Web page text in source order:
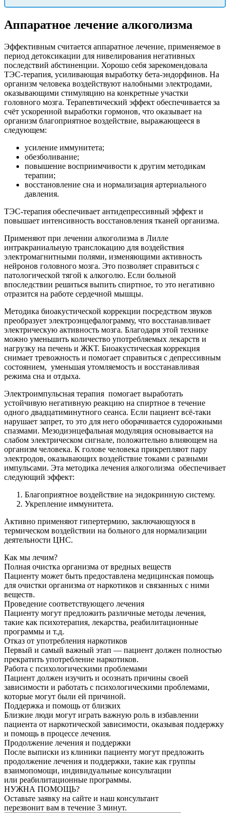
Аппаратное лечение алкоголизма
Эффективным считается аппаратное лечение, применяемое в
период детоксикации для нивелирования негативных
последствий абстиненции. Хорошо себя зарекомендовала
ТЭС-терапия, усиливающая выработку бета-эндорфинов. На
организм человека воздействуют налобными электродами,
оказывающими стимуляцию на конкретные участки
головного мозга. Терапевтический эффект обеспечивается за
счёт ускоренной выработки гормонов, что оказывает на
организм благоприятное воздействие, выражающееся в
следующем:
усиление иммунитета;
обезболивание;
повышение восприимчивости к другим методикам
терапии;
восстановление сна и нормализация артериального
давления.
ТЭС-терапия обеспечивает антидепрессивный эффект и
повышает интенсивность восстановления тканей организма.
Применяют при лечении алкоголизма в Лилле
интракраниальную транслокацию для воздействия
электромагнитными полями, изменяющими активность
нейронов головного мозга. Это позволяет справиться с
патологической тягой к алкоголю. Если больной
впоследствии решиться выпить спиртное, то это негативно
отразится на работе сердечной мышцы.
Методика биоакустической коррекции посредством звуков
преобразует электроэнцефалограмму, что восстанавливает
электрическую активность мозга. Благодаря этой технике
можно уменьшить количество употребляемых лекарств и
нагрузку на печень и ЖКТ. Биоакустическая коррекция
снимает тревожность и помогает справиться с депрессивным
состоянием, уменьшая утомляемость и восстанавливая
режима сна и отдыха.
Электроимпульсная терапия помогает выработать
устойчивую негативную реакцию на спиртное в течение
одного двадцатиминутного сеанса. Если пациент всё-таки
нарушает запрет, то это для него оборачивается судорожными
спазмами. Мезодиэнцефальная модуляция основывается на
слабом электрическом сигнале, положительно влияющем на
организм человека. К голове человека прикрепляют пару
электродов, оказывающих воздействие токами с разными
импульсами. Эта методика лечения алкоголизма обеспечивает
следующий эффект:
Благоприятное воздействие на эндокринную систему.
Укрепление иммунитета.
Активно применяют гипертермию, заключающуюся в
термическом воздействии на больного для нормализации
деятельности ЦНС.
Как мы лечим?
Полная очистка организма от вредных веществ
Пациенту может быть предоставлена медицинская помощь
для очистки организма от наркотиков и связанных с ними
веществ.
Проведение соответствующего лечения
Пациенту могут предложить различные методы лечения,
такие как психотерапия, лекарства, реабилитационные
программы и т.д.
Отказ от употребления наркотиков
Первый и самый важный этап — пациент должен полностью
прекратить употребление наркотиков.
Работа с психологическими проблемами
Пациент должен изучить и осознать причины своей
зависимости и работать с психологическими проблемами,
которые могут были ей причиной.
Поддержка и помощь от близких
Близкие люди могут играть важную роль в избавлении
пациента от наркотической зависимости, оказывая поддержку
и помощь в процессе лечения.
Продолжение лечения и поддержки
После выписки из клиники пациенту могут предложить
продолжение лечения и поддержки, такие как группы
взаимопомощи, индивидуальные консультации
или реабилитационные программы.
НУЖНА ПОМОЩЬ?
Оставьте заявку на сайте и наш консультант
перезвонит вам в течение 3 минут.